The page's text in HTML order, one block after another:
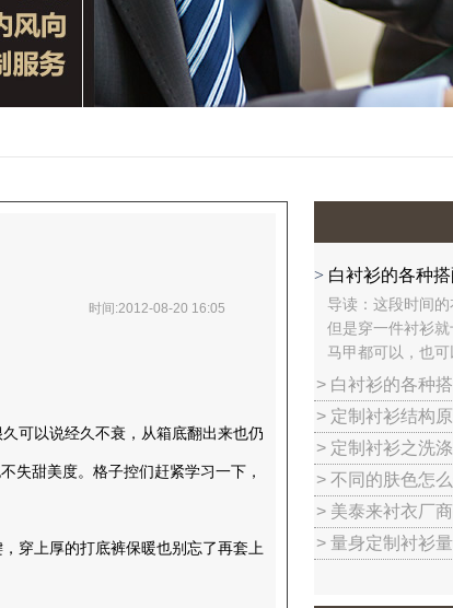
时间:2012-08-20 16:05
可以说经久不衰，从箱底翻出来也仍
失甜美度。格子控们赶紧学习一下，
穿上厚的打底裤保暖也别忘了再套上
> 白衬衫的各种
导读：这段时间
但是穿一件衬衫就
马甲都可以，也
> 白衬衫的各种
> 定制衬衫结构
> 定制衬衫之洗
> 不同的肤色怎
> 美泰来衬衣厂
> 量身定制衬衫